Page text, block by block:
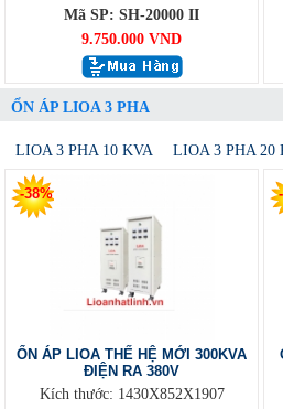
Mã SP: SH-20000 II
9.750.000 VND
ỔN ÁP LIOA 3 PHA
LIOA 3 PHA 10 KVA LIOA 3 PHA 20
-38%
ỔN ÁP LIOA THẾ HỆ MỚI 300KVA
ĐIỆN RA 380V
Kích thước: 1430X852X1907